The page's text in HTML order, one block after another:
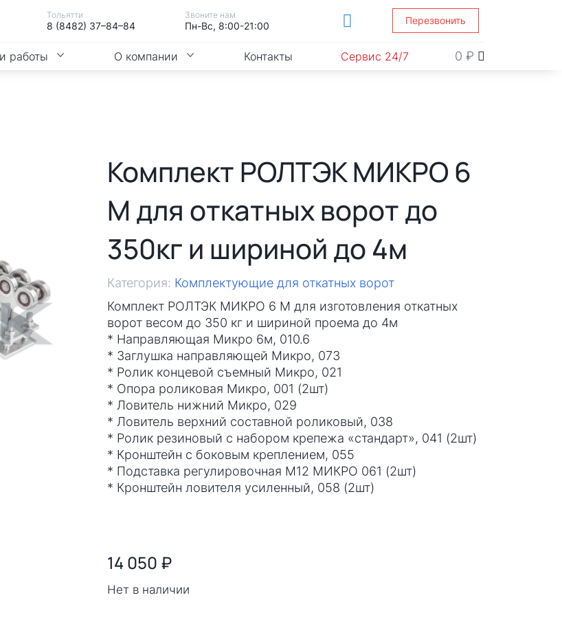
Тольятти
8 (8482) 37–84–84
Звоните нам
Пн-Вс, 8:00-21:00 Перезвонить
работы О компании Контакты Сервис 24/7 0 ₽
Комплект РОЛТЭК МИКРО 6
М для откатных ворот до
350кг и шириной до 4м
Категория: Комплектующие для откатных ворот
Комплект РОЛТЭК МИКРО 6 М для изготовления откатных
ворот весом до 350 кг и шириной проема до 4м
* Направляющая Микро 6м, 010.6
* Заглушка направляющей Микро, 073
* Ролик концевой съемный Микро, 021
* Опора роликовая Микро, 001 (2шт)
* Ловитель нижний Микро, 029
* Ловитель верхний составной роликовый, 038
* Ролик резиновый с набором крепежа «стандарт», 041 (2шт)
* Кронштейн с боковым креплением, 055
* Подставка регулировочная М12 МИКРО 061 (2шт)
* Кронштейн ловителя усиленный, 058 (2шт)
14 050 ₽
Нет в наличии